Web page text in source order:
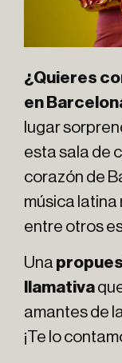
¿Quieres
en
lugar
esta sala de
corazón de
música latina
entre otros
Una
llamativa
amantes de
¡Te lo